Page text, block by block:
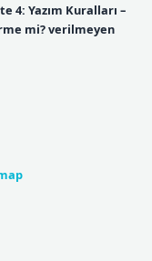
4: Yazım Kuralları –
mi? verilmeyen